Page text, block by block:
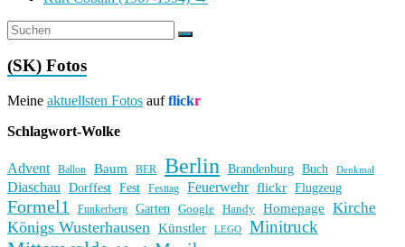
(SK) Fotos
Meine aktuellsten Fotos aufflickr
Schlagwort-Wolke
Advent Ballon Baum BER Berlin Brandenburg Buch Denkmal
Diaschau Dorffest Fest Festtag Feuerwehr flickr Flugzeug
Formel1 Funkerberg Garten Google Handy Homepage Kirche
Königs Wusterhausen Künstler LEGO Minitruck